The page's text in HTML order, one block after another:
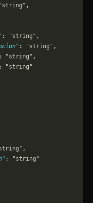
"string" ,
: "string" ,
: "string" ,
: "string" ,
:
"string"
,
:
"string"